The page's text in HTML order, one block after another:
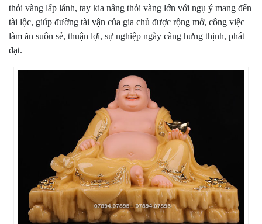
thỏi vàng lấp lánh, tay kia nâng thỏi vàng lớn với ngụ ý mang đến
tài lộc, giúp đường tài vận của gia chủ được rộng mở, công việc
làm ăn suôn sẻ, thuận lợi, sự nghiệp ngày càng hưng thịnh, phát
đạt.